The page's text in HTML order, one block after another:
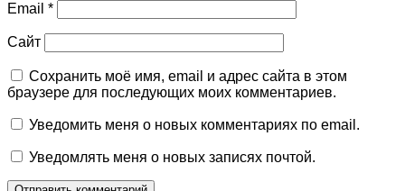
Email *
Сайт
Сохранить моё имя, email и адрес сайта в этом
браузере для последующих моих комментариев.
Уведомить меня о новых комментариях по email.
Уведомлять меня о новых записях почтой.